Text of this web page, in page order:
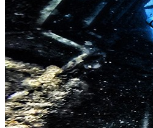
Das Sidemount-
ein neues
umgezogen und
unterhttps://
forum.com